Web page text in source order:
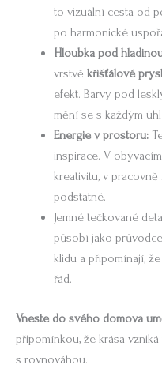
to vizuální cesta od
po harmonické
Hloubka pod
vrstvě křišťálové
efekt. Barvy pod
mění se s každým
Energie v prostoru:
inspirace. V
kreativitu, v
podstatné.
Jemné tečkované
působí jako
klidu a připomínají,
řád.
Vneste do svého domova
připomínkou, že krása
s rovnováhou.